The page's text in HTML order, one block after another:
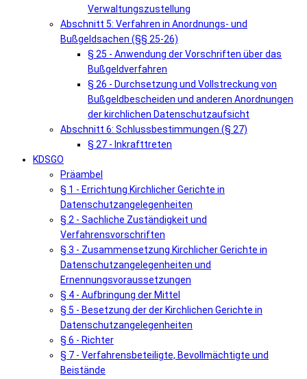
Verwaltungszustellung
Abschnitt 5: Verfahren in Anordnungs- und
Bußgeldsachen (§§ 25-26)
§ 25 - Anwendung der Vorschriften über das
Bußgeldverfahren
§ 26 - Durchsetzung und Vollstreckung von
Bußgeldbescheiden und anderen Anordnungen
der kirchlichen Datenschutzaufsicht
Abschnitt 6: Schlussbestimmungen (§ 27)
§ 27 - Inkrafttreten
KDSGO
Präambel
§ 1 - Errichtung Kirchlicher Gerichte in
Datenschutzangelegenheiten
§ 2 - Sachliche Zuständigkeit und
Verfahrensvorschriften
§ 3 - Zusammensetzung Kirchlicher Gerichte in
Datenschutzangelegenheiten und
Ernennungsvoraussetzungen
§ 4 - Aufbringung der Mittel
§ 5 - Besetzung der der Kirchlichen Gerichte in
Datenschutzangelegenheiten
§ 6 - Richter
§ 7 - Verfahrensbeteiligte, Bevollmächtigte und
Beistände